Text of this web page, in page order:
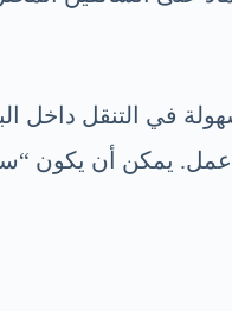
في التنقل
يمكن أن يكون